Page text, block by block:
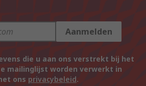
Aanmelden
die u aan ons verstrekt bij het
mailinglijst worden verwerkt in
ons privacybeleid.